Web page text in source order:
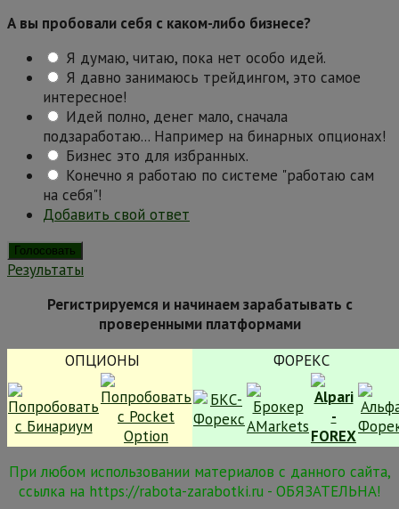
А вы пробовали себя с каком-либо бизнесе?
Я думаю, читаю, пока нет особо идей.
Я давно занимаюсь трейдингом, это самое
интересное!
Идей полно, денег мало, сначала
подзаработаю... Например на бинарных опционах!
Бизнес это для избранных.
Конечно я работаю по системе "работаю сам
на себя"!
Добавить свой ответ
Результаты
Регистрируемся и начинаем зарабатывать с
проверенными платформами
ОПЦИОНЫ
ФОРЕКС
При любом использовании материалов с данного сайта,
ссылка на https://rabota-zarabotki.ru - ОБЯЗАТЕЛЬНА!